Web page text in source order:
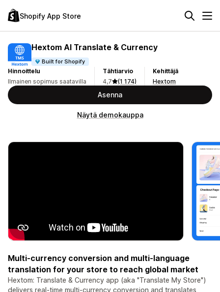
Shopify App Store
Hextom AI Translate & Currency
Built for Shopify
Hinnoittelu
Ilmainen sopimus saatavilla
Tähtiarvio
4,7
(1 174)
Kehittäjä
Hextom
Asenna
Näytä demokauppa
Multi-currency conversion and multi-language
translation for your store to reach global market
Hextom: Translate & Currency app (aka "Translate My Store")
delivers real-time multi-currency conversion and translates